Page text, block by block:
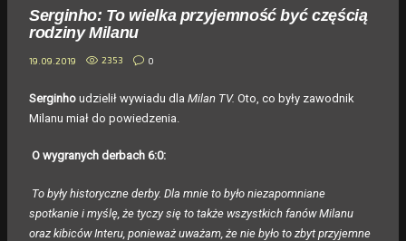
Serginho: To wielka przyjemność być częścią
rodziny Milanu
19.09.2019 2353 0
Serginho udzielił wywiadu dla Milan TV. Oto, co były zawodnik
Milanu miał do powiedzenia.
O wygranych derbach 6:0:
To były historyczne derby. Dla mnie to było niezapomniane
spotkanie i myślę, że tyczy się to także wszystkich fanów Milanu
oraz kibiców Interu, ponieważ uważam, że nie było to zbyt przyjemne